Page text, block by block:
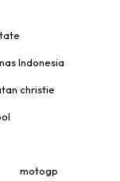
Indonesia
christie
motogp